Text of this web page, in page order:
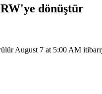
'ye dönüştür
August 7 at 5:00 AM